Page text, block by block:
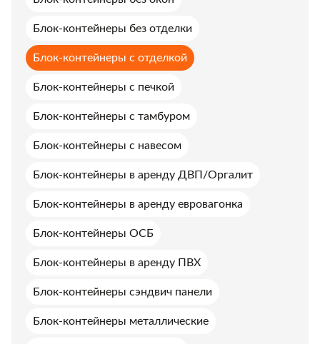
Блок-контейнеры без отделки
Блок-контейнеры с отделкой
Блок-контейнеры с печкой
Блок-контейнеры с тамбуром
Блок-контейнеры с навесом
Блок-контейнеры в аренду ДВП/Оргалит
Блок-контейнеры в аренду евровагонка
Блок-контейнеры ОСБ
Блок-контейнеры в аренду ПВХ
Блок-контейнеры сэндвич панели
Блок-контейнеры металлические